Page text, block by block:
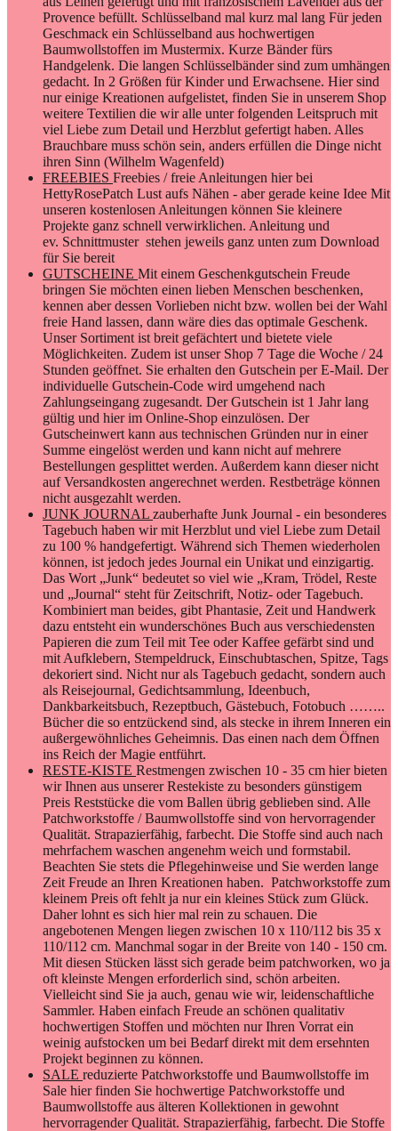
Provence befüllt. Schlüsselband mal kurz mal lang Für jeden
Geschmack ein Schlüsselband aus hochwertigen
Baumwollstoffen im Mustermix. Kurze Bänder fürs
Handgelenk. Die langen Schlüsselbänder sind zum umhängen
gedacht. In 2 Größen für Kinder und Erwachsene. Hier sind
nur einige Kreationen aufgelistet, finden Sie in unserem Shop
weitere Textilien die wir alle unter folgenden Leitspruch mit
viel Liebe zum Detail und Herzblut gefertigt haben. Alles
Brauchbare muss schön sein, anders erfüllen die Dinge nicht
ihren Sinn (Wilhelm Wagenfeld)
FREEBIES Freebies / freie Anleitungen hier bei
HettyRosePatch Lust aufs Nähen - aber gerade keine Idee Mit
unseren kostenlosen Anleitungen können Sie kleinere
Projekte ganz schnell verwirklichen. Anleitung und
ev. Schnittmuster stehen jeweils ganz unten zum Download
für Sie bereit
GUTSCHEINE Mit einem Geschenkgutschein Freude
bringen Sie möchten einen lieben Menschen beschenken,
kennen aber dessen Vorlieben nicht bzw. wollen bei der Wahl
freie Hand lassen, dann wäre dies das optimale Geschenk.
Unser Sortiment ist breit gefächtert und bietete viele
Möglichkeiten. Zudem ist unser Shop 7 Tage die Woche / 24
Stunden geöffnet. Sie erhalten den Gutschein per E-Mail. Der
individuelle Gutschein-Code wird umgehend nach
Zahlungseingang zugesandt. Der Gutschein ist 1 Jahr lang
gültig und hier im Online-Shop einzulösen. Der
Gutscheinwert kann aus technischen Gründen nur in einer
Summe eingelöst werden und kann nicht auf mehrere
Bestellungen gesplittet werden. Außerdem kann dieser nicht
auf Versandkosten angerechnet werden. Restbeträge können
nicht ausgezahlt werden.
JUNK JOURNAL zauberhafte Junk Journal - ein besonderes
Tagebuch haben wir mit Herzblut und viel Liebe zum Detail
zu 100 % handgefertigt. Während sich Themen wiederholen
können, ist jedoch jedes Journal ein Unikat und einzigartig.
Das Wort „Junk“ bedeutet so viel wie „Kram, Trödel, Reste
und „Journal“ steht für Zeitschrift, Notiz- oder Tagebuch.
Kombiniert man beides, gibt Phantasie, Zeit und Handwerk
dazu entsteht ein wunderschönes Buch aus verschiedensten
Papieren die zum Teil mit Tee oder Kaffee gefärbt sind und
mit Aufklebern, Stempeldruck, Einschubtaschen, Spitze, Tags
dekoriert sind. Nicht nur als Tagebuch gedacht, sondern auch
als Reisejournal, Gedichtsammlung, Ideenbuch,
Dankbarkeitsbuch, Rezeptbuch, Gästebuch, Fotobuch ……..
Bücher die so entzückend sind, als stecke in ihrem Inneren ein
außergewöhnliches Geheimnis. Das einen nach dem Öffnen
ins Reich der Magie entführt.
RESTE-KISTE Restmengen zwischen 10 - 35 cm hier bieten
wir Ihnen aus unserer Restekiste zu besonders günstigem
Preis Reststücke die vom Ballen übrig geblieben sind. Alle
Patchworkstoffe / Baumwollstoffe sind von hervorragender
Qualität. Strapazierfähig, farbecht. Die Stoffe sind auch nach
mehrfachem waschen angenehm weich und formstabil.
Beachten Sie stets die Pflegehinweise und Sie werden lange
Zeit Freude an Ihren Kreationen haben. Patchworkstoffe zum
kleinem Preis oft fehlt ja nur ein kleines Stück zum Glück.
Daher lohnt es sich hier mal rein zu schauen. Die
angebotenen Mengen liegen zwischen 10 x 110/112 bis 35 x
110/112 cm. Manchmal sogar in der Breite von 140 - 150 cm.
Mit diesen Stücken lässt sich gerade beim patchworken, wo ja
oft kleinste Mengen erforderlich sind, schön arbeiten.
Vielleicht sind Sie ja auch, genau wie wir, leidenschaftliche
Sammler. Haben einfach Freude an schönen qualitativ
hochwertigen Stoffen und möchten nur Ihren Vorrat ein
weinig aufstocken um bei Bedarf direkt mit dem ersehnten
Projekt beginnen zu können.
SALE reduzierte Patchworkstoffe und Baumwollstoffe im
Sale hier finden Sie hochwertige Patchworkstoffe und
Baumwollstoffe aus älteren Kollektionen in gewohnt
hervorragender Qualität. Strapazierfähig, farbecht. Die Stoffe